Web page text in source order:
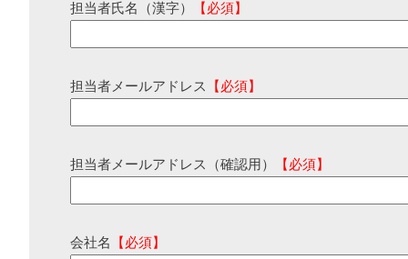
担当者氏名（漢字） 【必須】
担当者メールアドレス 【必須】
担当者メールアドレス（確認用） 【必須】
会社名 【必須】